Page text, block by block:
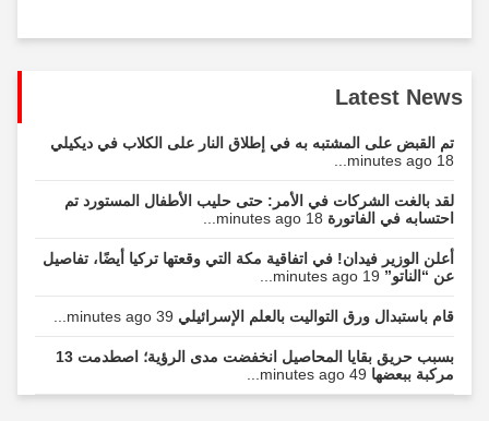
Latest News
تم القبض على المشتبه به في إطلاق النار على الكلاب في ديكيلي
لقد بالغت الشركات في الأمر: حتى حليب الأطفال المستورد تم
احتسابه في الفاتورة18 minutes ago...
أعلن الوزير فيدان! في اتفاقية مكة التي وقعتها تركيا أيضًا، تفاصيل
عن “الناتو”19 minutes ago...
قام باستبدال ورق التواليت بالعلم الإسرائيلي39 minutes ago...
بسبب حريق بقايا المحاصيل انخفضت مدى الرؤية؛ اصطدمت 13
مركبة ببعضها49 minutes ago...